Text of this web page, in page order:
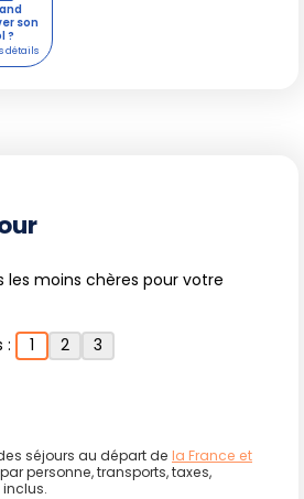
son
?
les moins chères pour votre
:
1 2 3
séjours au départ de la France et
personne, transports, taxes,